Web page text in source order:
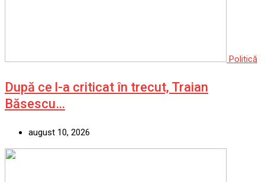
Politică
După ce l-a criticat în trecut, Traian
Băsescu…
august 10, 2026